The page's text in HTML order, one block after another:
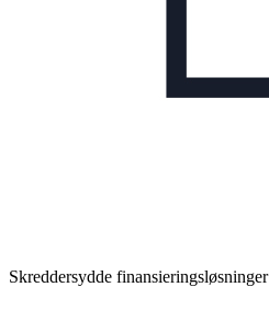
Skreddersydde finansieringsløsninger